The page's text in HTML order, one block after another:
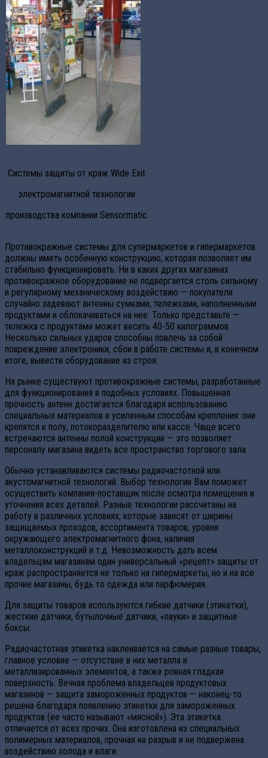
Системы защиты от краж Wide Exit
электромагнитной технологии
производства компании Sensormatic
Противокражные системы для супермаркетов и гипермаркетов
должны иметь особенную конструкцию, которая позволяет им
стабильно функционировать. Ни в каких других магазинах
противокражное оборудование не подвергается столь сильному
и регулярному механическому воздействию — покупатели
случайно задевают антенны сумками, тележками, наполненными
продуктами и облокачиваться на нее. Только представьте —
тележка с продуктами может весить 40-50 килограммов.
Несколько сильных ударов способны повлечь за собой
повреждение электроники, сбои в работе системы и, в конечном
итоге, вывести оборудование из строя.
На рынке существуют противокражные системы, разработанные
для функционирования в подобных условиях. Повышенная
прочность антенн достигается благодаря использованию
специальных материалов и усиленным способам крепления: они
крепятся к полу, потокоразделителю или кассе. Чаще всего
встречаются антенны полой конструкции — это позволяет
персоналу магазина видеть все пространство торгового зала.
Обычно устанавливаются системы радиочастотной или
акустомагнитной технологий. Выбор технологии Вам поможет
осуществить компания-поставщик после осмотра помещения и
уточнения всех деталей. Разные технологии рассчитаны на
работу в различных условиях, которые зависят от ширины
защищаемых проходов, ассортимента товаров, уровня
окружающего электромагнитного фона, наличия
металлоконструкций и т.д. Невозможность дать всем
владельцам магазинам один универсальный «рецепт» защиты от
краж распространяется не только на гипермаркеты, но и на все
прочие магазины, будь то одежда или парфюмерия.
Для защиты товаров используются гибкие датчики (этикетки),
жесткие датчики, бутылочные датчики, «пауки» и защитные
боксы.
Радиочастотная этикетка наклеивается на самые разные товары,
главное условие — отсутствие в них металла и
металлизированных элементов, а также ровная гладкая
поверхность. Вечная проблема владельцев продуктовых
магазинов — защита замороженных продуктов — наконец-то
решена благодаря появлению этикетки для замороженных
продуктов (ее часто называют «мясной»). Эта этикетка
отличается от всех прочих. Она изготовлена из специальных
полимерных материалов, прочная на разрыв и не подвержена
воздействию холода и влаги.